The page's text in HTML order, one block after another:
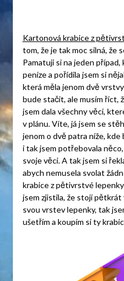
Kartonová krabice z
tom, že je tak moc silná, že
Pamatuji si na jeden
peníze a pořídila jsem si
která měla jenom dvě
bude stačit, ale musím říct,
jsem dala všechny věci,
v plánu. Víte, já jsem se
jenom o dvě patra níže,
i tak jsem potřebovala
svoje věci. A tak jsem si
abych nemusela svolat
krabice z pětivrstvé
jsem zjistila, že stojí pětkrát
svou vrstev lepenky, tak
ušetřím a koupím si ty